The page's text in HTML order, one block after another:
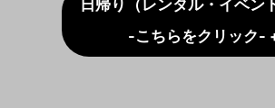
日帰り（レンタル・イベン
-こちらをクリック-